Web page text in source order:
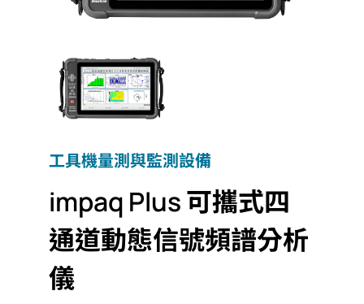
工具機量測與監測設備
impaq Plus 可攜式四
通道動態信號頻譜分析
儀